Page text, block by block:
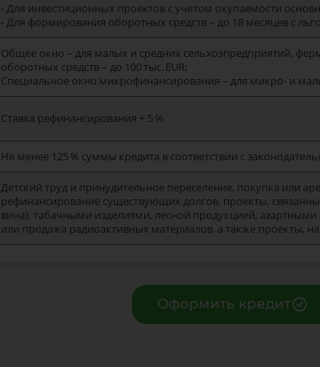
- Для инвестиционных проектов с учетом окупаемости
- Для формирования оборотных средств – до 18 месяцев с
Общее окно – для малых и средних сельхозпредприятий,
оборотных средств – до 100 тыс. EUR;
Специальное окно микрофинансирования – для микро- и
Ставка рефинансирования + 5 %
Не менее 125 % суммы кредита в соответствии с
Детский труд и принудительное переселение, покупка или
рефинансирование существующих долгов, проекты,
вина), табачными изделиями, лесной продукцией,
или продажа радиоактивных материалов, а также проекты,
Оформить кредит